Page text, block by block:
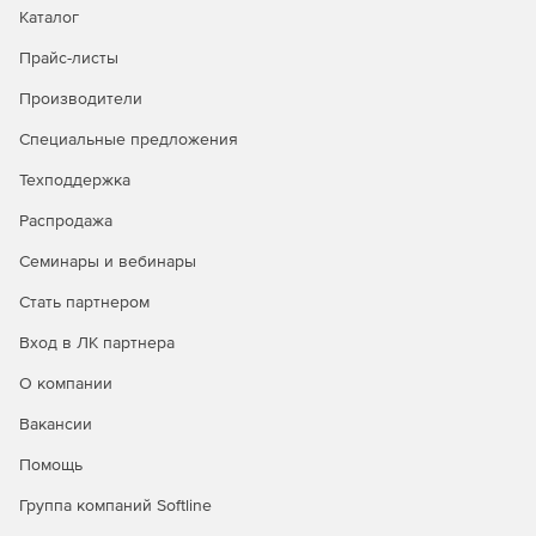
Каталог
Прайс-листы
Производители
Специальные предложения
Техподдержка
Распродажа
Семинары и вебинары
Стать партнером
Вход в ЛК партнера
О компании
Вакансии
Помощь
Группа компаний Softline